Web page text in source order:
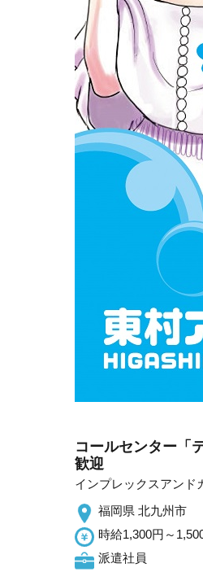
コールセンター「
歓迎
インプレックスアンド
福岡県 北九州市
時給1,300円～
派遣社員